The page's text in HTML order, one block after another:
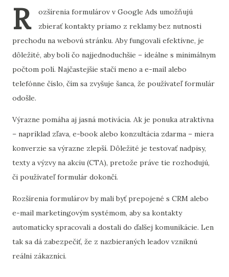
R
ozšírenia formulárov v Google Ads umožňujú
zbierať kontakty priamo z reklamy bez nutnosti
prechodu na webovú stránku. Aby fungovali efektívne, je
dôležité, aby boli čo najjednoduchšie – ideálne s minimálnym
počtom polí. Najčastejšie stačí meno a e-mail alebo
telefónne číslo, čím sa zvyšuje šanca, že používateľ formulár
odošle.
Výrazne pomáha aj jasná motivácia. Ak je ponuka atraktívna
– napríklad zľava, e-book alebo konzultácia zdarma – miera
konverzie sa výrazne zlepší. Dôležité je testovať nadpisy,
texty a výzvy na akciu (CTA), pretože práve tie rozhodujú,
či používateľ formulár dokončí.
Rozšírenia formulárov by mali byť prepojené s CRM alebo
e-mail marketingovým systémom, aby sa kontakty
automaticky spracovali a dostali do ďalšej komunikácie. Len
tak sa dá zabezpečiť, že z nazbieraných leadov vzniknú
reálni zákazníci.